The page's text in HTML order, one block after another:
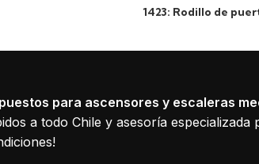
1423: Rodillo de
para ascensores y escaleras
a todo Chile y asesoría